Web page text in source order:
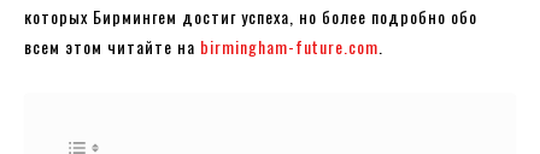
которых Бирмингем достиг успеха, но более подробно обо
всем этом читайте на birmingham-future.com